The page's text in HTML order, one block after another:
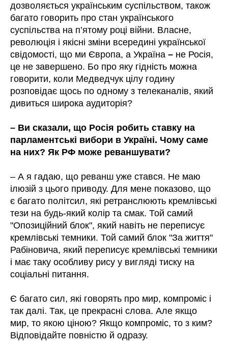
дозволяється українським суспільством, також
багато говорить про стан українського
суспільства на п’ятому році війни. Власне,
революція і якісні зміни всередині української
свідомості, що ми Європа, а Україна– не Росія,
це не завершено. Бо про яку гідність можна
говорити, коли Медведчук цілу годину
розповідає щось по одному з телеканалів, який
дивиться широка аудиторія?
– Ви сказали, що Росія робить ставку на
парламентські вибори в Україні. Чому саме
на них? Як РФ може реваншувати?
– А я гадаю, що реванш уже стався. Не маю
ілюзій з цього приводу. Для мене показово, що
є багато політсил, які ретранслюють кремлівські
тези на будь-який колір та смак. Той самий
"Опозиційний блок", який навіть не переписує
кремлівські темники. Той самий блок "За життя"
Рабіновича, який переписує кремлівські темники
і має таку особливу рису у вигляді тиску на
соціальні питання.
Є багато сил, які говорять про мир, компроміс і
так далі. Так, це прекрасні слова. Але якщо
мир, то якою ціною? Якщо компроміс, то з ким?
Відповідайте повністю й одразу.